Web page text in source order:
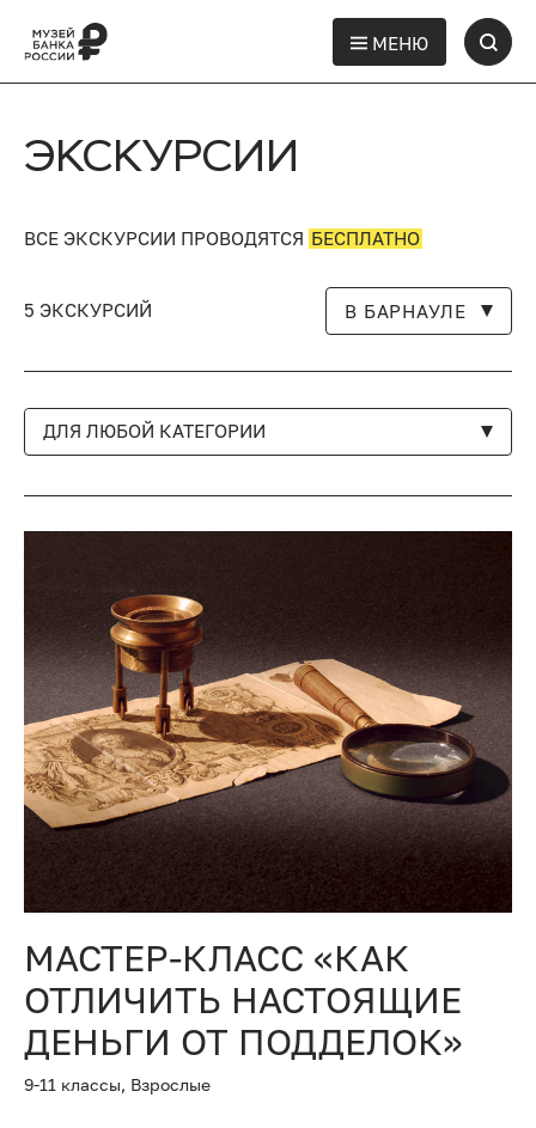
МЕНЮ
ЭКСКУРСИИ
ВСЕ ЭКСКУРСИИ ПРОВОДЯТСЯ БЕСПЛАТНО
5 ЭКСКУРСИЙ В БАРНАУЛЕ
ДЛЯ ЛЮБОЙ КАТЕГОРИИ
МАСТЕР-КЛАСС «КАК
ОТЛИЧИТЬ НАСТОЯЩИЕ
ДЕНЬГИ ОТ ПОДДЕЛОК»
9-11 классы, Взрослые